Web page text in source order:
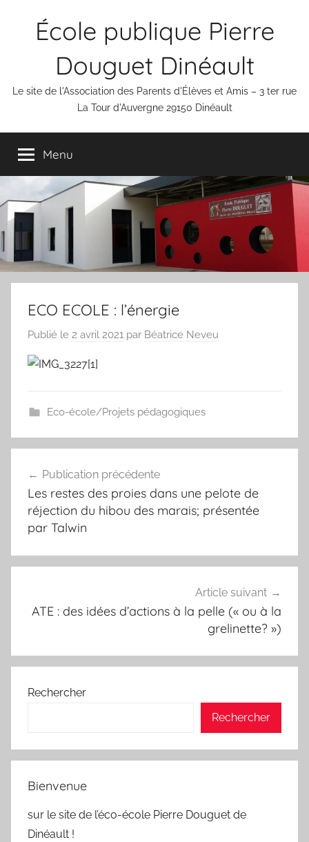
École publique Pierre
Douguet Dinéault
Le site de l'Association des Parents d'Élèves et Amis – 3 ter rue
La Tour d'Auvergne 29150 Dinéault
Menu
ECO ECOLE : l’énergie
Publié le 2 avril 2021 par Béatrice Neveu
Eco-école/Projets pédagogiques
de
l’article
Publication précédente
Les restes des proies dans une pelote de
réjection du hibou des marais; présentée
par Talwin
Article suivant
ATE : des idées d’actions à la pelle (« ou à la
grelinette? »)
Rechercher
Rechercher
Bienvenue
sur le site de l’éco-école Pierre Douguet de
Dinéault !